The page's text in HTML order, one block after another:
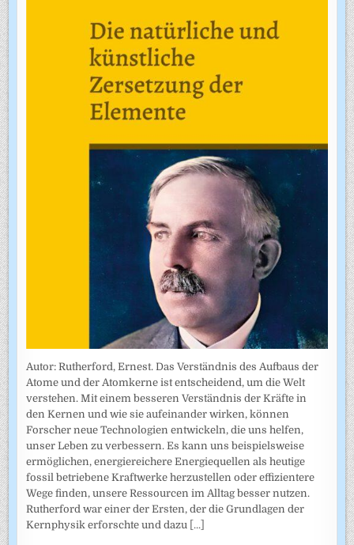
Autor: Rutherford, Ernest. Das Verständnis des Aufbaus der
Atome und der Atomkerne ist entscheidend, um die Welt
verstehen. Mit einem besseren Verständnis der Kräfte in
den Kernen und wie sie aufeinander wirken, können
Forscher neue Technologien entwickeln, die uns helfen,
unser Leben zu verbessern. Es kann uns beispielsweise
ermöglichen, energiereichere Energiequellen als heutige
fossil betriebene Kraftwerke herzustellen oder effizientere
Wege finden, unsere Ressourcen im Alltag besser nutzen.
Rutherford war einer der Ersten, der die Grundlagen der
Kernphysik erforschte und dazu [...]